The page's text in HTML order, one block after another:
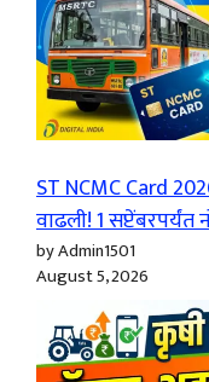
ST NCMC Card
वाढली! 1 सप्टेंबरपर्यंत
by Admin1501
August 5, 2026